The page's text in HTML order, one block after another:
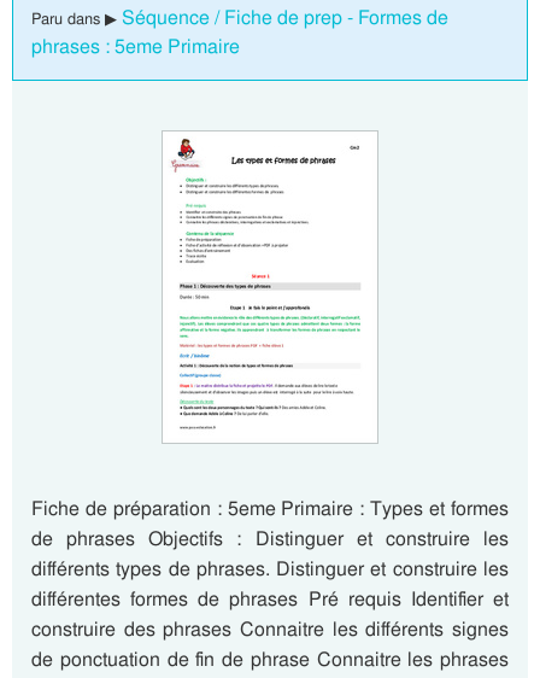
Paru dans ▶ Séquence / Fiche de prep - Formes de
phrases : 5eme Primaire
Fiche de préparation : 5eme Primaire : Types et formes
de phrases Objectifs : Distinguer et construire les
différents types de phrases. Distinguer et construire les
différentes formes de phrases Pré requis Identifier et
construire des phrases Connaitre les différents signes
de ponctuation de fin de phrase Connaitre les phrases